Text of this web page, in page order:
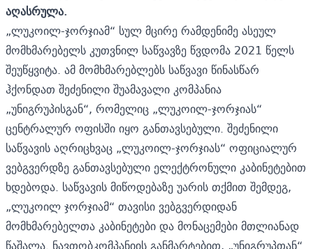
აღასრულა.
„ლუკოილ-ჯორჯიამ“ სულ მცირე რამდენიმე ასეულ
მომხმარებელს კუთვნილ საწვავზე წვდომა 2021 წელს
შეუწყვიტა. ამ მომხმარებლებს საწვავი წინასწარ
ჰქონდათ შეძენილი შუამავალი კომპანია
„უნიგრუპისგან“, რომელიც „ლუკოილ-ჯორჯიას“
ცენტრალურ ოფისში იყო განთავსებული. შეძენილი
საწვავის აღრიცხვაც „ლუკოილ-ჯორჯიას“ ოფიციალურ
ვებგვერდზე განთავსებული ელექტრონული კაბინეტებით
ხდებოდა. საწვავის მიწოდებაზე უარის თქმით შემდეგ,
„ლუკოილ ჯორჯიამ“ თავისი ვებგვერდიდან
მომხმარებელთა კაბინეტები და მონაცემები მთლიანად